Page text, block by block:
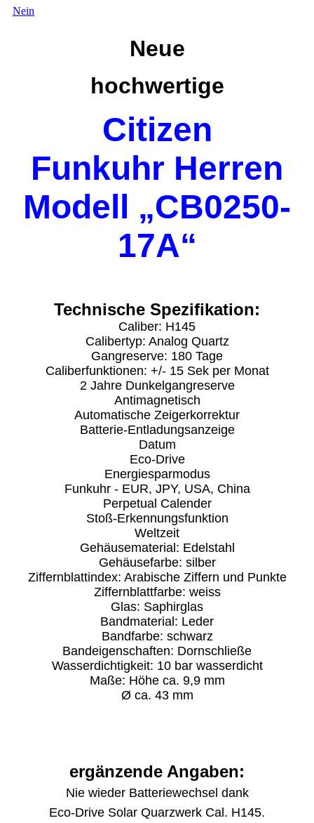
Nein
Neue
hochwertige
Citizen
Funkuhr Herren
Modell „CB0250-
17A“
Technische Spezifikation:
Caliber: H145
Calibertyp: Analog Quartz
Gangreserve: 180 Tage
Caliberfunktionen: +/- 15 Sek per Monat
2 Jahre Dunkelgangreserve
Antimagnetisch
Automatische Zeigerkorrektur
Batterie-Entladungsanzeige
Datum
Eco-Drive
Energiesparmodus
Funkuhr - EUR, JPY, USA, China
Perpetual Calender
Stoß-Erkennungsfunktion
Weltzeit
Gehäusematerial: Edelstahl
Gehäusefarbe: silber
Ziffernblattindex: Arabische Ziffern und Punkte
Ziffernblattfarbe: weiss
Glas: Saphirglas
Bandmaterial: Leder
Bandfarbe: schwarz
Bandeigenschaften: Dornschließe
Wasserdichtigkeit: 10 bar wasserdicht
Maße: Höhe ca. 9,9 mm
Ø ca. 43 mm
ergänzende Angaben:
Nie wieder Batteriewechsel dank
Eco-Drive Solar Quarzwerk Cal. H145.